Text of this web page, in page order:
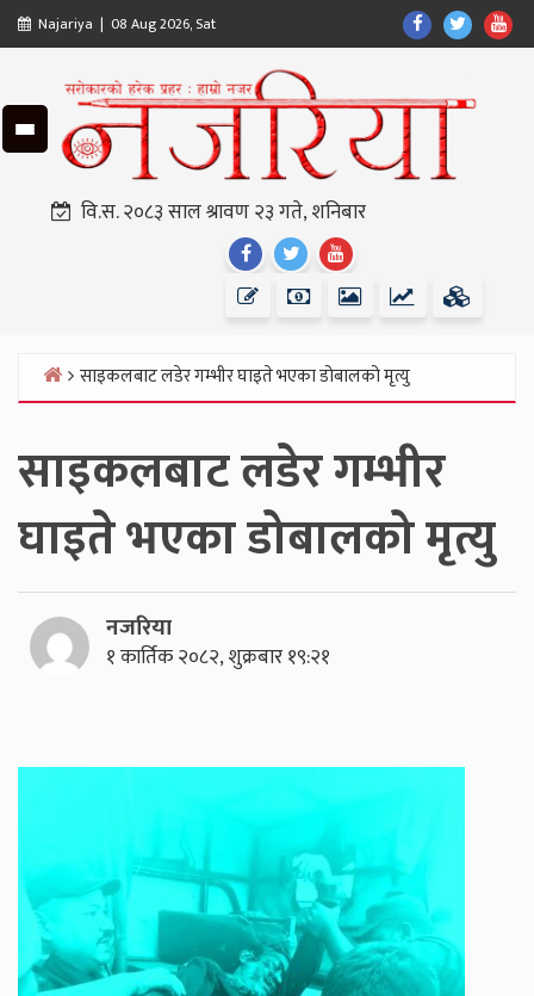
Skip
to
content
Najariya | 08 Aug 2026, Sat
Find
Us
Facebook
Find
Us
Twitter
Us
वि.स. २०८३ साल श्रावण २३ गते, शनिबार
Find
Us
Facebook
Find
Us
Twitter
Find
Us
Youtube
Home
साइकलबाट लडेर गम्भीर घाइते भएका डोबालको मृत्यु
साइकलबाट लडेर गम्भीर
घाइते भएका डोबालको मृत्यु
नजरिया
१ कार्तिक २०८२, शुक्रबार १९:२१